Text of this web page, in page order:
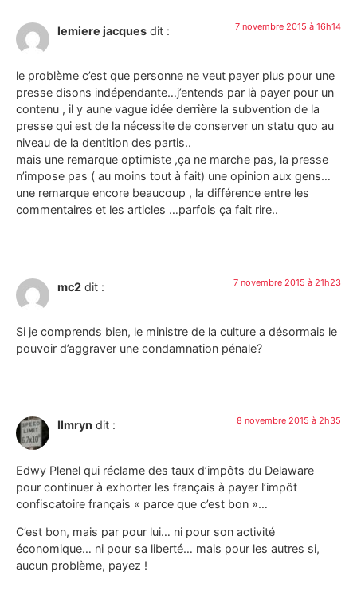
lemiere jacques dit : 7 novembre 2015 à 16h14
le problème c’est que personne ne veut payer plus pour une
presse disons indépendante…j’entends par là payer pour un
contenu , il y aune vague idée derrière la subvention de la
presse qui est de la nécessite de conserver un statu quo au
niveau de la dentition des partis..
mais une remarque optimiste ,ça ne marche pas, la presse
n’impose pas ( au moins tout à fait) une opinion aux gens…
une remarque encore beaucoup , la différence entre les
commentaires et les articles …parfois ça fait rire..
mc2 dit : 7 novembre 2015 à 21h23
Si je comprends bien, le ministre de la culture a désormais le
pouvoir d’aggraver une condamnation pénale?
Ilmryn dit : 8 novembre 2015 à 2h35
Edwy Plenel qui réclame des taux d’impôts du Delaware
pour continuer à exhorter les français à payer l’impôt
confiscatoire français « parce que c’est bon »…
C’est bon, mais par pour lui… ni pour son activité
économique… ni pour sa liberté… mais pour les autres si,
aucun problème, payez !